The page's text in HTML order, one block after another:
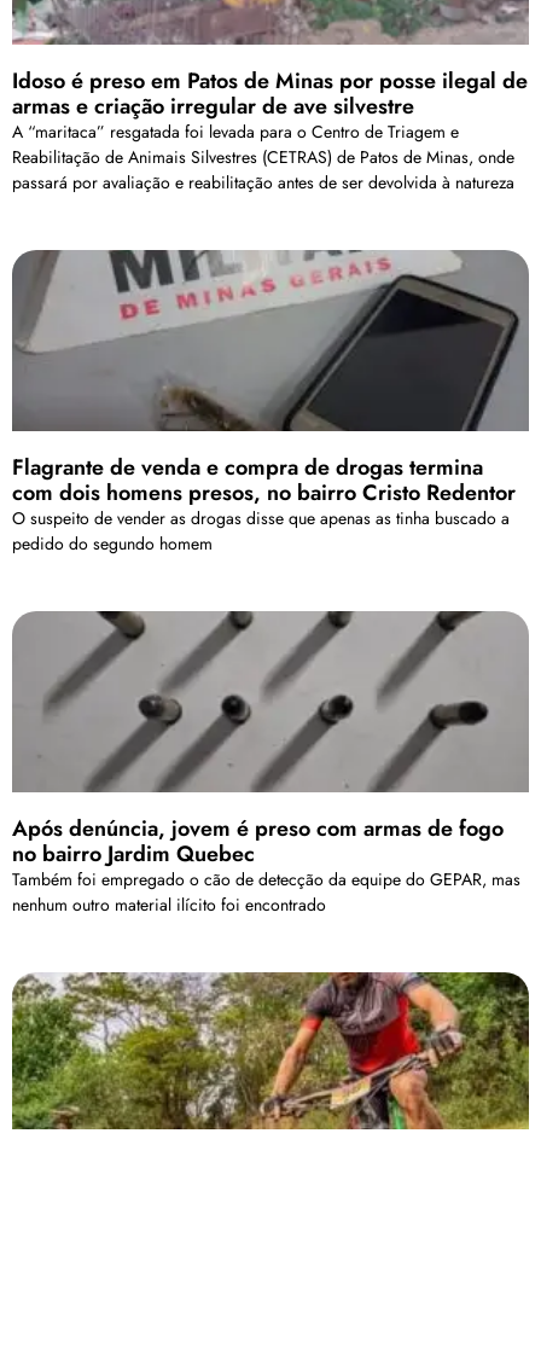
Idoso é preso em Patos de Minas por posse ilegal de
armas e criação irregular de ave silvestre
A “maritaca” resgatada foi levada para o Centro de Triagem e
Reabilitação de Animais Silvestres (CETRAS) de Patos de Minas, onde
passará por avaliação e reabilitação antes de ser devolvida à natureza
Flagrante de venda e compra de drogas termina
com dois homens presos, no bairro Cristo Redentor
O suspeito de vender as drogas disse que apenas as tinha buscado a
pedido do segundo homem
Após denúncia, jovem é preso com armas de fogo
no bairro Jardim Quebec
Também foi empregado o cão de detecção da equipe do GEPAR, mas
nenhum outro material ilícito foi encontrado